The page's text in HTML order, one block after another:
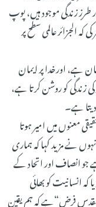
زندگی موجود ہیں، پوپ
الجزائر عالمی سطح پر
ہے، اورخدا پر ایمان
زندگی کو روشن کرتا ہے،
ہے۔
معنوں میں امیر ہوتا
نے مزید کہا کہ ہماری
جو انصاف اور اتحاد کے
انسانیت کو بھائی
فرض“ہے کہ ہم یقین